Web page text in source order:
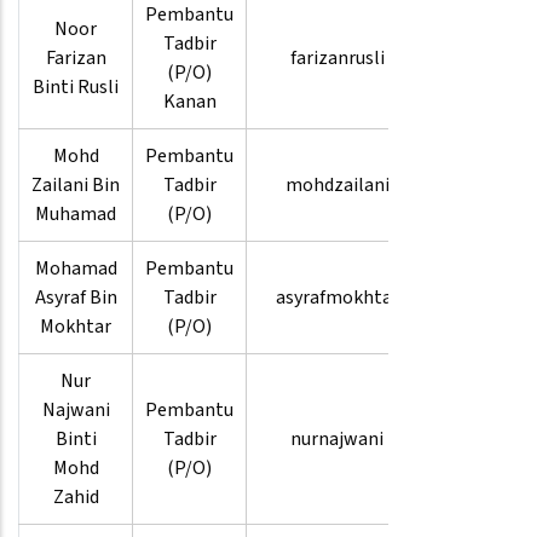
Noor
Farizan
Binti Rusli
Pembantu
Tadbir
(P/O)
Kanan
farizanrusli
Mohd
Zailani Bin
Muhamad
Pembantu
Tadbir
(P/O)
mohdzailani
Mohamad
Asyraf Bin
Mokhtar
Pembantu
Tadbir
(P/O)
asyrafmokhtar
Nur
Najwani
Binti
Mohd
Zahid
Pembantu
Tadbir
(P/O)
nurnajwani